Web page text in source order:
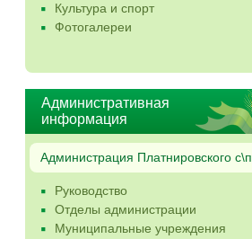
Культура и спорт
Фотогалереи
Административная
информация
Администрация Платнировского с\п
Руководство
Отделы администрации
Муниципальные учреждения